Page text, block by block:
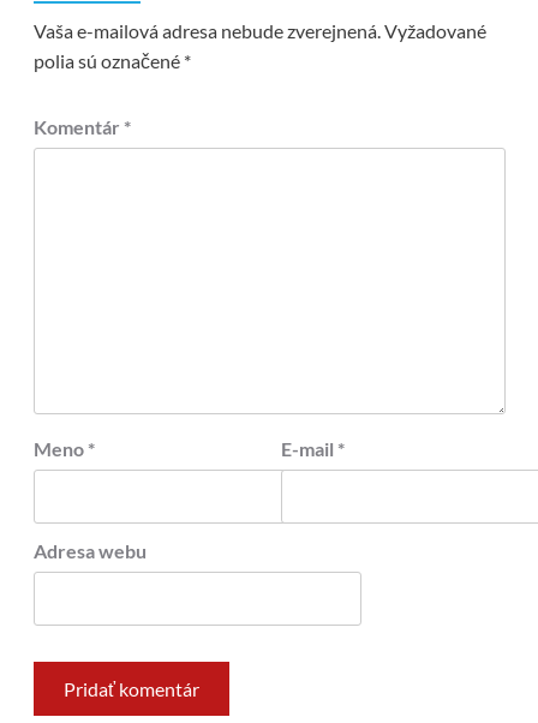
Vaša e-mailová adresa nebude zverejnená.Vyžadované
polia sú označené *
Komentár *
Meno * E-mail *
Adresa webu